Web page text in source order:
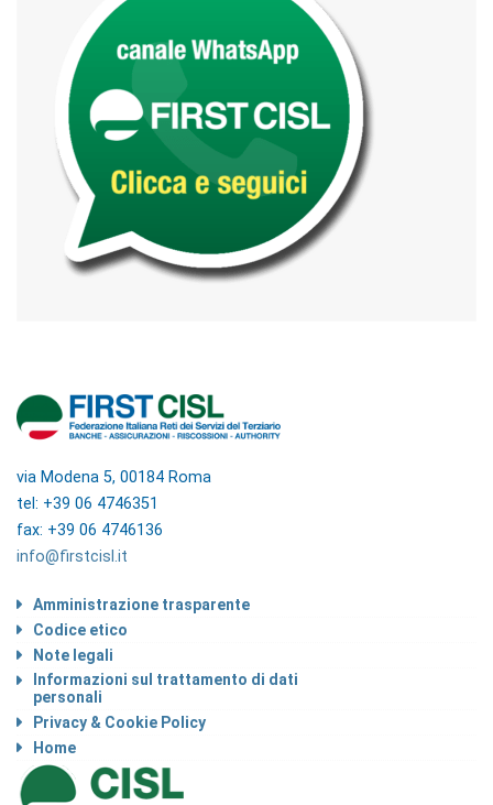
via Modena 5, 00184 Roma
tel: +39 06 4746351
fax: +39 06 4746136
info@firstcisl.it
Amministrazione trasparente
Codice etico
Note legali
Informazioni sul trattamento di dati
personali
Privacy & Cookie Policy
Home